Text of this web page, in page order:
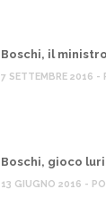
Boschi, il
7 SETTEMBRE 2016 -
Boschi, gioco
13 GIUGNO 2016 -